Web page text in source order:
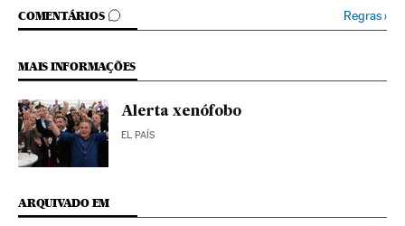
COMENTÁRIOS
COMENTÁRIOS Regras›
MAIS INFORMAÇÕES
Alerta xenófobo
EL PAÍS
ARQUIVADO EM